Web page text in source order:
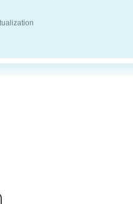
ページ分くらい。小説でいう「